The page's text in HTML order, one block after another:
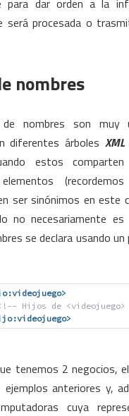
será procesada o
nombres
nombres son muy
diferentes árboles XML
estos
ser sinónimos en este
no necesariamente
se declara usando
>
Hijos de <videojuego>
tenemos 2 negocios,
ejemplos anteriores y,
cuya